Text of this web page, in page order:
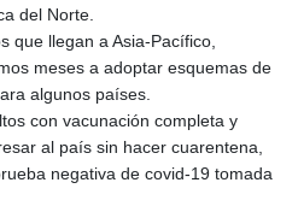
del Norte.
que llegan a Asia-Pacífico,
meses a adoptar esquemas de
algunos países.
con vacunación completa y
al país sin hacer cuarentena,
negativa de covid-19 tomada